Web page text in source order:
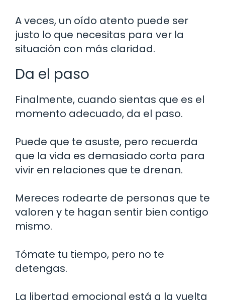
A veces, un oído atento puede ser
justo lo que necesitas para ver la
situación con más claridad.
Da el paso
Finalmente, cuando sientas que es el
momento adecuado, da el paso.
Puede que te asuste, pero recuerda
que la vida es demasiado corta para
vivir en relaciones que te drenan.
Mereces rodearte de personas que te
valoren y te hagan sentir bien contigo
mismo.
Tómate tu tiempo, pero no te
detengas.
La libertad emocional está a la vuelta